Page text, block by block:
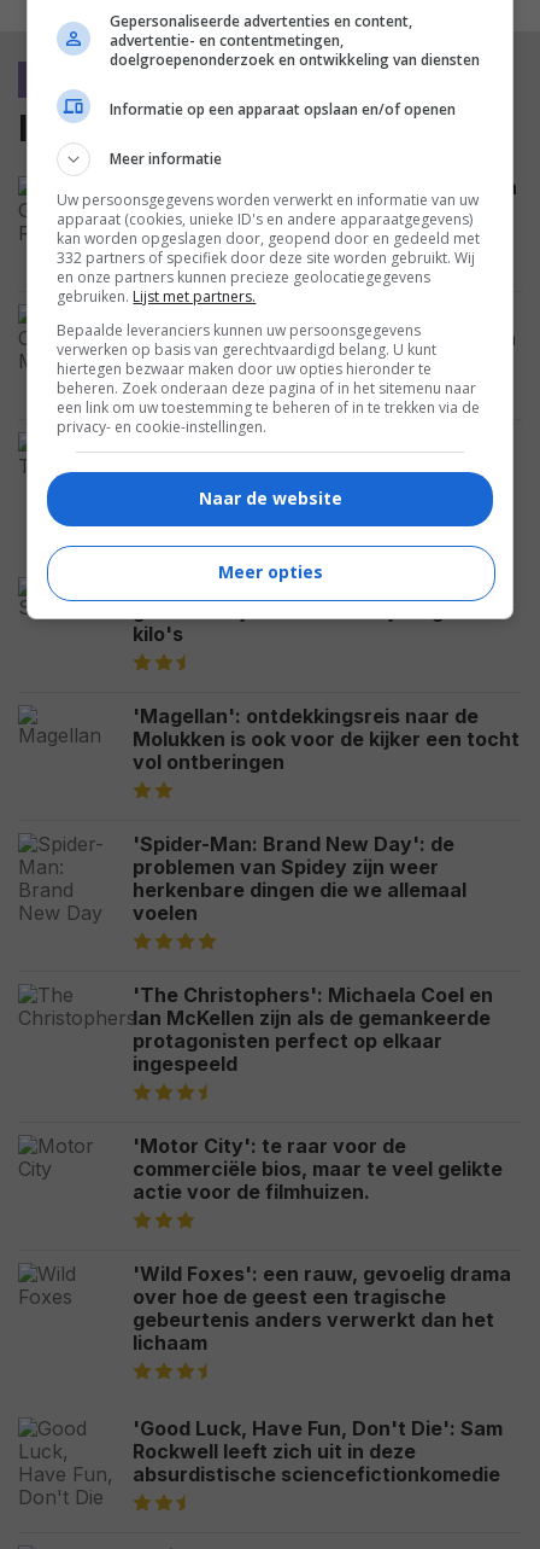
laatste recensies
'De Gaulle: Résistance': humor, actie en
eenvoud maken taaie geschiedenisles
tot meeslepende publieksfilm
bodyhorrorshow is voer voor anatomen
en zieke zielen
'C'Était Mieux Demain': wat gebeurt er
als een jarenvijftigstel in onze tijd
belandt?
'Saccharine': geneeskundestudent
kilo's
'Magellan': ontdekkingsreis naar de
Molukken is ook voor de kijker een tocht
vol ontberingen
'Spider-Man: Brand New Day': de
problemen van Spidey zijn weer
herkenbare dingen die we allemaal
voelen
'The Christophers': Michaela Coel en
Ian McKellen zijn als de gemankeerde
protagonisten perfect op elkaar
ingespeeld
'Motor City': te raar voor de
commerciële bios, maar te veel gelikte
actie voor de filmhuizen.
'Wild Foxes': een rauw, gevoelig drama
over hoe de geest een tragische
gebeurtenis anders verwerkt dan het
lichaam
'Good Luck, Have Fun, Don't Die': Sam
Rockwell leeft zich uit in deze
absurdistische sciencefictionkomedie
Gepersonaliseerde advertenties en content,
advertentie- en contentmetingen,
doelgroepenonderzoek en ontwikkeling van diensten
Informatie op een apparaat opslaan en/of openen
Meer informatie
Uw persoonsgegevens worden verwerkt en informatie van uw
apparaat (cookies, unieke ID's en andere apparaatgegevens)
kan worden opgeslagen door, geopend door en gedeeld met
332 partners of specifiek door deze site worden gebruikt. Wij
en onze partners kunnen precieze geolocatiegegevens
gebruiken. Lijst met partners.
Bepaalde leveranciers kunnen uw persoonsgegevens
verwerken op basis van gerechtvaardigd belang. U kunt
hiertegen bezwaar maken door uw opties hieronder te
beheren. Zoek onderaan deze pagina of in het sitemenu naar
een link om uw toestemming te beheren of in te trekken via de
privacy- en cookie-instellingen.
Naar de website
Meer opties